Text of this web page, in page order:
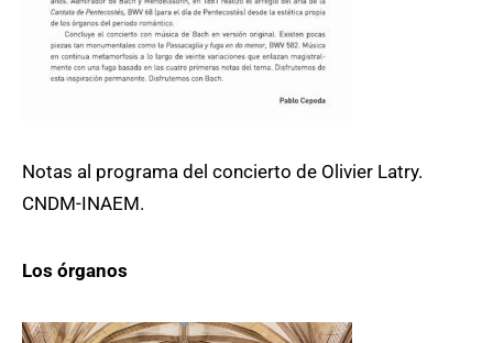
Notas al programa del concierto de Olivier Latry.
CNDM-INAEM.
Los órganos